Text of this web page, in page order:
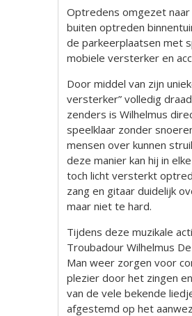
Optredens omgezet naar
buiten optreden
de parkeerplaatsen met
mobiele versterker en
Door middel van zijn
versterker” volledig
zenders is Wilhelmus
speelklaar zonder
mensen over kunnen
deze manier kan hij in
toch licht versterkt
zang en gitaar duidelijk
maar niet te hard.
Tijdens deze muzikale
Troubadour Wilhelmus
Man weer zorgen voor
plezier door het zingen
van de vele bekende
afgestemd op het